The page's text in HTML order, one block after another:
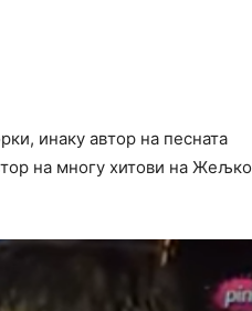
инаку автор на песната
на многу хитови на Жељко